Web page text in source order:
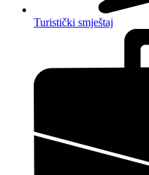
Turistički smještaj